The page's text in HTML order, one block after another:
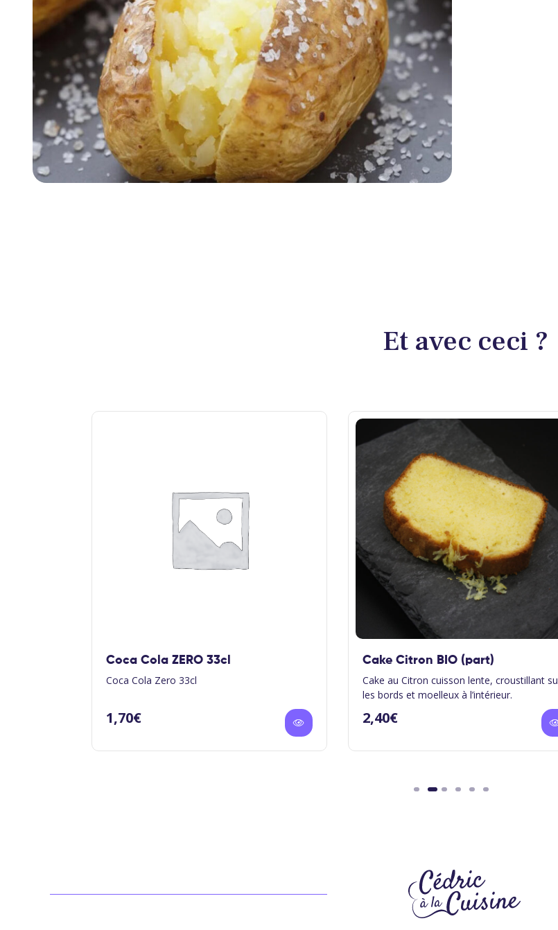
Et avec ceci ?
Coca Cola ZERO 33cl
Coca Cola Zero 33cl
1,70€
Cake Citron BIO (part)
Cake au Citron cuisson lente, croustillant
les bords et moelleux à l’intérieur.
2,40€